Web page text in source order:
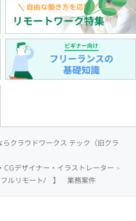
クラウドワークス テック（旧クラ
CGデザイナー・イラストレーター
フルリモート/ 】 業務案件